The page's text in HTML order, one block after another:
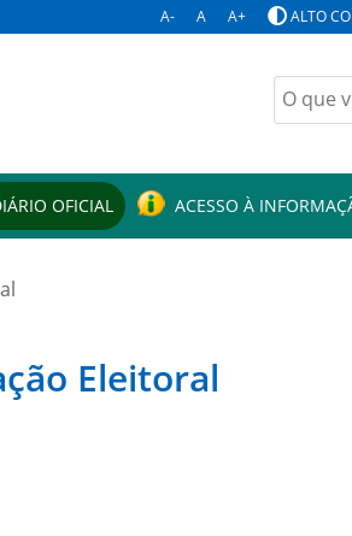
A- A A+ ALTO
Buscar
por:
OFICIAL ACESSO À
Eleitoral